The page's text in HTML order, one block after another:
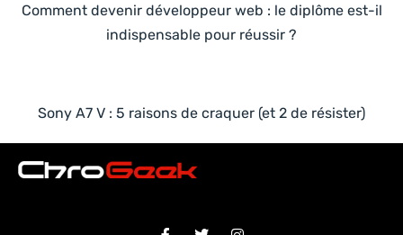
Comment devenir développeur web : le diplôme est-il
indispensable pour réussir ?
Sony A7 V : 5 raisons de craquer (et 2 de résister)